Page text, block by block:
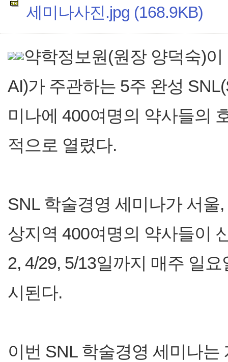
세미나사진.jpg (168.9KB)
약학정보원(원장 양덕숙)
AI)가 주관하는 5주 완성
미나에 400여명의 약사들의
적으로 열렸다.
SNL 학술경영 세미나가 서울
상지역 400여명의 약사들이
2, 4/29, 5/13일까지 매주 일
시된다.
이번 SNL 학술경영 세미나는